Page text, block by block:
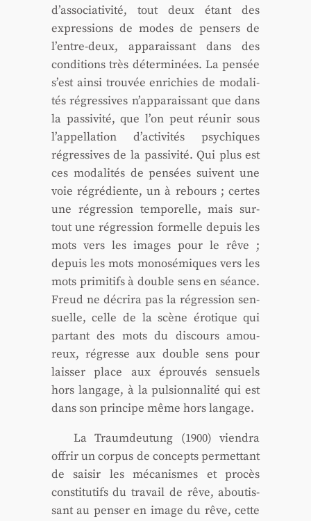
d’associativité, tout deux étant des
expres­sions de modes de pen­sers de
l’entre-deux, appa­rais­sant dans des
condi­tions très déter­mi­nées. La pen­sée
s’est ain­si trou­vée enri­chies de moda­li­
tés régres­sives n’apparaissant que dans
la pas­si­vi­té, que l’on peut réunir sous
l’appellation d’activités psy­chiques
régres­sives de la pas­si­vi­té. Qui plus est
ces moda­li­tés de pen­sées suivent une
voie régré­diente, un à rebours ; certes
une régres­sion tem­po­relle, mais sur­
tout une régres­sion for­melle depuis les
mots vers les images pour le rêve ;
depuis les mots mono­sé­miques vers les
mots pri­mi­tifs à double sens en séance.
Freud ne décri­ra pas la régres­sion sen­
suelle, celle de la scène éro­tique qui
par­tant des mots du dis­cours amou­
reux, régresse aux double sens pour
lais­ser place aux éprou­vés sen­suels
hors lan­gage, à la pul­sion­na­li­té qui est
dans son prin­cipe même hors lan­gage.
La Traum­deu­tung (1900) vien­dra
offrir un cor­pus de concepts per­met­tant
de sai­sir les méca­nismes et pro­cès
consti­tu­tifs du tra­vail de rêve, abou­tis­
sant au pen­ser en image du rêve, cette